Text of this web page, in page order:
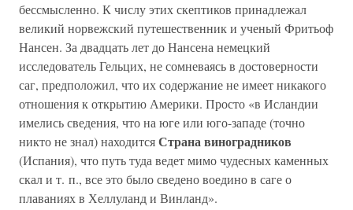
бессмысленно. К числу этих скептиков принадлежал
великий норвежский путешественник и ученый Фритьоф
Нансен. За двадцать лет до Нансена немецкий
исследователь Гельцих, не сомневаясь в достоверности
саг, предположил, что их содержание не имеет никакого
отношения к открытию Америки. Просто «в Исландии
имелись сведения, что на юге или юго-западе (точно
никто не знал) находитсяСтрана виноградников
(Испания), что путь туда ведет мимо чудесных каменных
скал и т. п., все это было сведено воедино в саге о
плаваниях в Хеллуланд и Винланд».